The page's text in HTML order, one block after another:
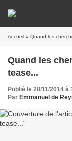
Accueil » Quand les
Quand les
tease...
Publié le 28/11/2014 à
Par Emmanuel de